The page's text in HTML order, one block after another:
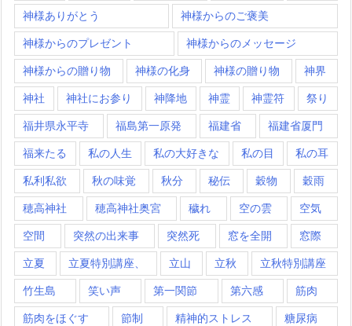
神様ありがとう 神様からのご褒美
神様からのプレゼント 神様からのメッセージ
神様からの贈り物 神様の化身 神様の贈り物 神界
神社 神社にお参り 神降地 神霊 神霊符 祭り
福井県永平寺 福島第一原発 福建省 福建省厦門
福来たる 私の人生 私の大好きな 私の目 私の耳
私利私欲 秋の味覚 秋分 秘伝 穀物 穀雨
穂高神社 穂高神社奥宮 穢れ 空の雲 空気
空間 突然の出来事 突然死 窓を全開 窓際
立夏 立夏特別講座、 立山 立秋 立秋特別講座
竹生島 笑い声 第一関節 第六感 筋肉
筋肉をほぐす 節制 精神的ストレス 糖尿病